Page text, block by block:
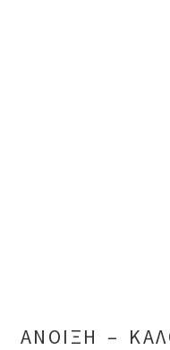
ΑΝΟΙΞΗ –